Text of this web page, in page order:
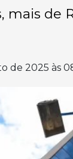
mais de
de 2025 às